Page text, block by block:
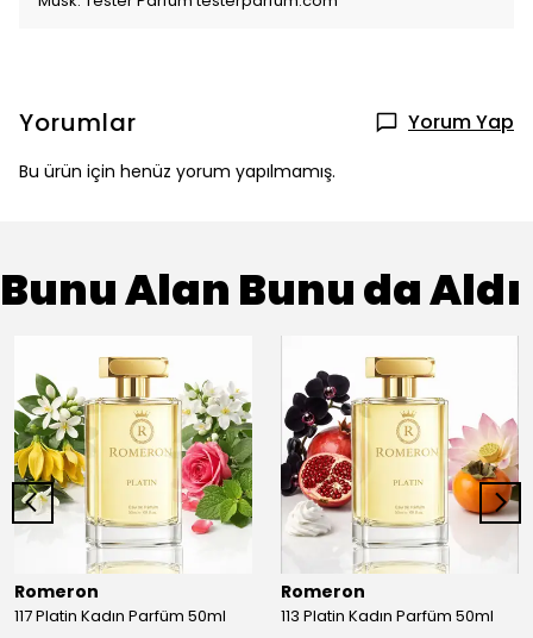
Yorumlar Yorum Yap
Bu ürün için henüz yorum yapılmamış.
Bunu Alan Bunu da Aldı
Romeron
117 Platin Kadın Parfüm 50ml
Romeron
113 Platin Kadın Parfüm 50ml